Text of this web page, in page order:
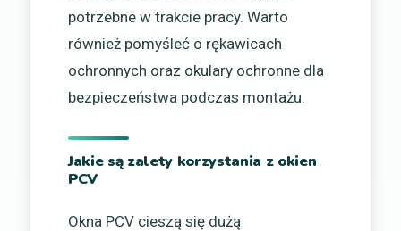
potrzebne w trakcie pracy. Warto
również pomyśleć o rękawicach
ochronnych oraz okulary ochronne dla
bezpieczeństwa podczas montażu.
Jakie są zalety korzystania z okien
PCV
Okna PCV cieszą się dużą